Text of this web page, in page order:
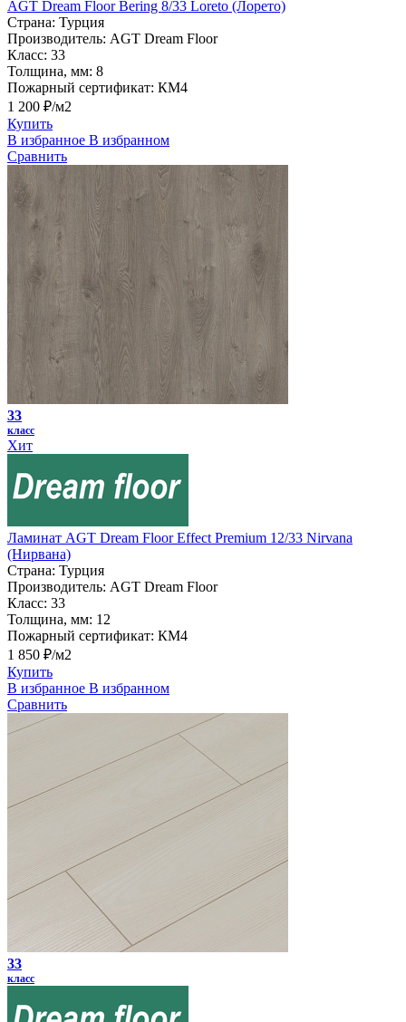
AGT Dream Floor Bering 8/33 Loreto (Лорето)
Страна: Турция
Производитель: AGT Dream Floor
Класс: 33
Толщина, мм: 8
Пожарный сертификат: КМ4
1 200 ₽/м2
Купить
В избранное В избранном
Сравнить
33
класс
Хит
Ламинат AGT Dream Floor Effect Premium 12/33 Nirvana
(Нирвана)
Страна: Турция
Производитель: AGT Dream Floor
Класс: 33
Толщина, мм: 12
Пожарный сертификат: КМ4
1 850 ₽/м2
Купить
В избранное В избранном
Сравнить
33
класс